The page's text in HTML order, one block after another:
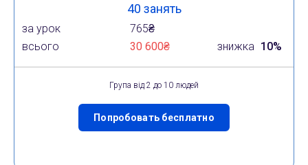
40 занять
за урок
765₴
всього
30 600₴ знижка 10%
Група від 2 до 10 людей
Попробовать бесплатно